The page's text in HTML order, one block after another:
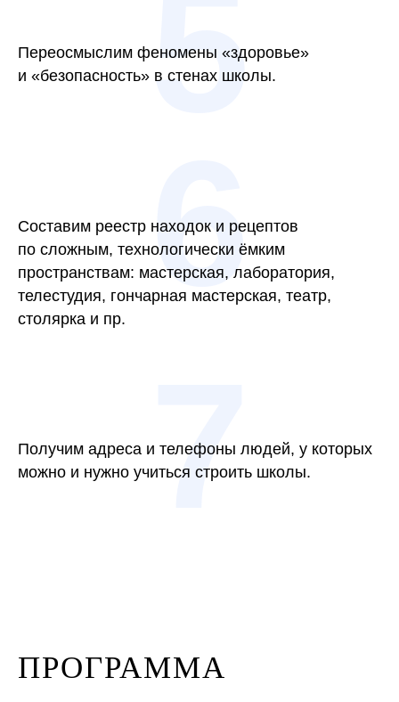
Переосмыслим феномены «здоровье»
и «безопасность» в стенах школы.
5
Составим реестр находок и рецептов
по сложным, технологически ёмким
пространствам: мастерская, лаборатория,
телестудия, гончарная мастерская, театр,
столярка и пр.
6
Получим адреса и телефоны людей, у которых
можно и нужно учиться строить школы.
7
ПРОГРАММА